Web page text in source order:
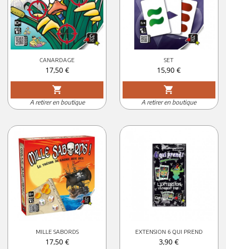
CANARDAGE
Prix
17,50 €
shopping_cart
A retirer en boutique
SET
Prix
15,90 €
shopping_cart
A retirer en boutique
MILLE SABORDS
Prix
17,50 €
EXTENSION 6 QUI PREND
Prix
3,90 €